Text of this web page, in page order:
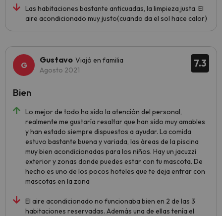
Las habitaciones bastante anticuadas, la limpieza justa. El
aire acondicionado muy justo(cuando da el sol hace calor)
7.3
Gustavo Viajó en familia
Agosto 2021
Lo mejor de todo ha sido la atención del personal,
realmente me gustaría resaltar que han sido muy amables
y han estado siempre dispuestos a ayudar. La comida
estuvo bastante buena y variada, las áreas de la piscina
muy bien acondicionadas para los niños. Hay un jacuzzi
exterior y zonas donde puedes estar con tu mascota. De
hecho es uno de los pocos hoteles que te deja entrar con
mascotas en la zona
El aire acondicionado no funcionaba bien en 2 de las 3
habitaciones reservadas. Además una de ellas tenía el
Bien